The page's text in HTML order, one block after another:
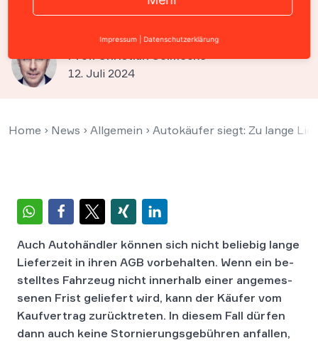
zum Rücktritt vom Vertrag
Prof. Christian Solmecke
12. Juli 2024
Home › News › Allgemein › Autokäufer siegt: Zu lange
Auch Auto­händ­ler können sich nicht beliebig lange
Lie­fer­zeit in ihren AGB vor­be­hal­ten. Wenn ein be­
stell­tes Fahr­zeug nicht in­ner­halb einer an­ge­mes­
se­nen Frist geliefert wird, kann der Käu­fer vom
Kauf­ver­trag zu­rück­tre­ten. In diesem Fall dürfen
dann auch keine Stor­nie­rungs­ge­büh­ren an­fal­len,
Impressum Datenschutzerklärung